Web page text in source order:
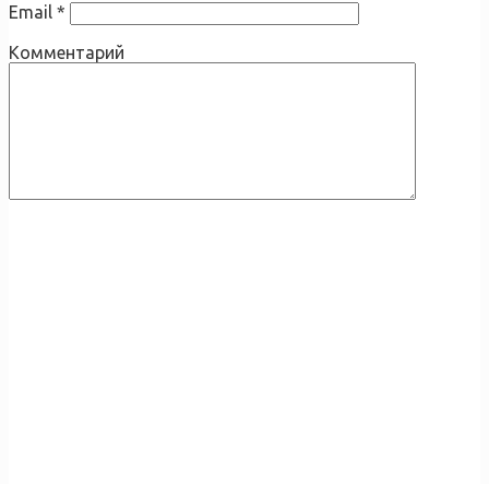
Email *
Комментарий